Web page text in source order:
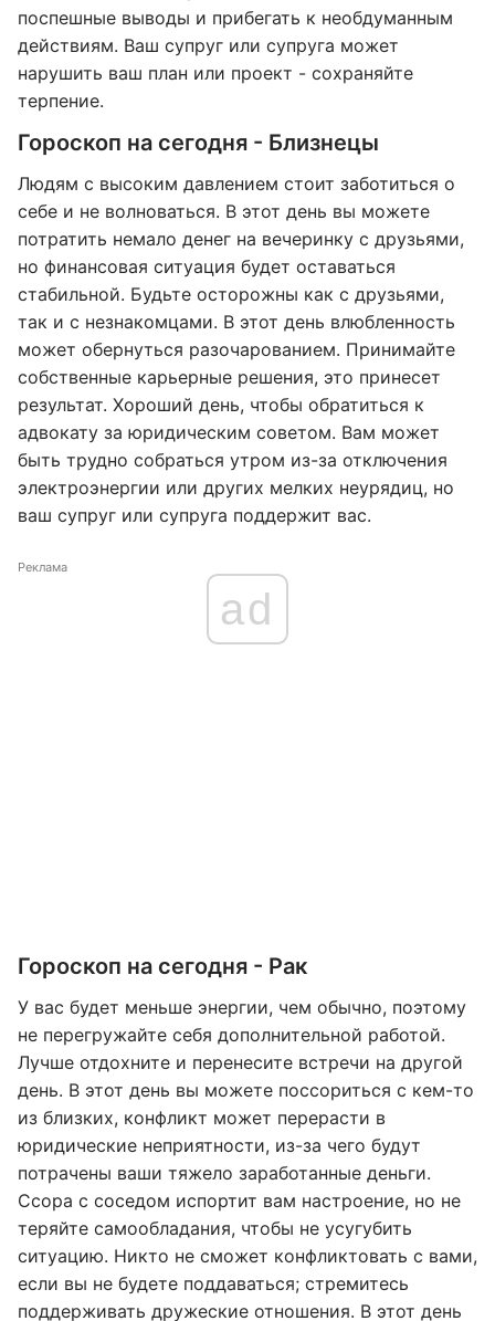
поспешные выводы и прибегать к необдуманным
действиям. Ваш супруг или супруга может
нарушить ваш план или проект - сохраняйте
терпение.
Гороскоп на сегодня - Близнецы
Людям с высоким давлением стоит заботиться о
себе и не волноваться. В этот день вы можете
потратить немало денег на вечеринку с друзьями,
но финансовая ситуация будет оставаться
стабильной. Будьте осторожны как с друзьями,
так и с незнакомцами. В этот день влюбленность
может обернуться разочарованием. Принимайте
собственные карьерные решения, это принесет
результат. Хороший день, чтобы обратиться к
адвокату за юридическим советом. Вам может
быть трудно собраться утром из-за отключения
электроэнергии или других мелких неурядиц, но
ваш супруг или супруга поддержит вас.
Реклама
ad
Гороскоп на сегодня - Рак
У вас будет меньше энергии, чем обычно, поэтому
не перегружайте себя дополнительной работой.
Лучше отдохните и перенесите встречи на другой
день. В этот день вы можете поссориться с кем-то
из близких, конфликт может перерасти в
юридические неприятности, из-за чего будут
потрачены ваши тяжело заработанные деньги.
Ссора с соседом испортит вам настроение, но не
теряйте самообладания, чтобы не усугубить
ситуацию. Никто не сможет конфликтовать с вами,
если вы не будете поддаваться; стремитесь
поддерживать дружеские отношения. В этот день